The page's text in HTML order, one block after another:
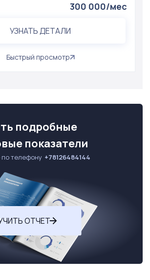
300 000/мес
УЗНАТЬ ДЕТАЛИ
Быстрый просмотр
подробные
показатели
по телефону +78126484144
ОТЧЕТ